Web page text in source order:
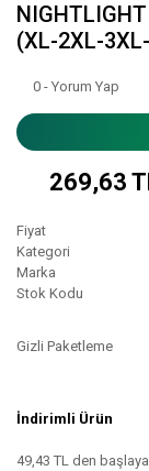
(XL-2XL-
0 - Yorum Yap
269,63
Fiyat
Kategori
Marka
Stok Kodu
Gizli Paketleme
İndirimli Ürün
49,43 TL den